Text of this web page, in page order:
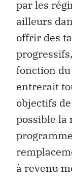
par les
ailleurs
offrir des
fonction
entrerait
objectifs
possible la
à revenu